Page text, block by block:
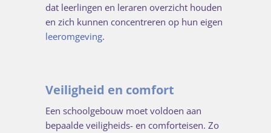
dat leerlingen en leraren overzicht houden
en zich kunnen concentreren op hun eigen
leeromgeving.
Veiligheid en comfort
Een schoolgebouw moet voldoen aan
bepaalde veiligheids- en comforteisen. Zo